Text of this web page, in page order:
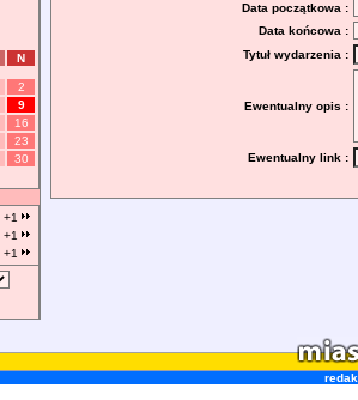
N
2
9
16
23
30
+1
+1
+1
Data początkowa :
Data końcowa :
Tytuł wydarzenia :
Ewentualny opis :
Ewentualny link :